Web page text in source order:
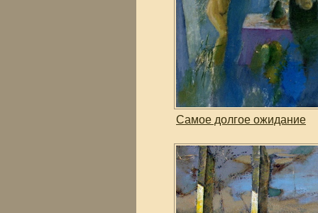
Самое долгое ожидание